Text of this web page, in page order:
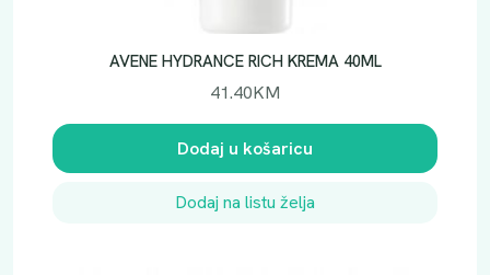
AVENE HYDRANCE RICH KREMA 40ML
41.40KM
Dodaj u košaricu
Dodaj na listu želja